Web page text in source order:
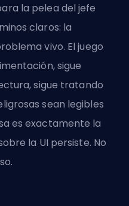
la pelea del jefe
claros: la
vivo. El juego
sigue
sigue tratando
sean legibles
es exactamente la
la UI persiste. No